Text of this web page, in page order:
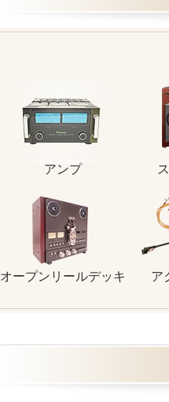
アンプ
オープンリールデッキ ア